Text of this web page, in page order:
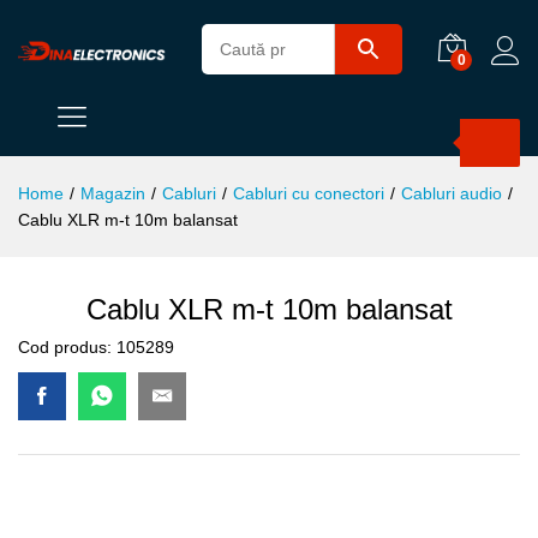
0
Home / Magazin / Cabluri / Cabluri cu conectori / Cabluri audio /
Cablu XLR m-t 10m balansat
Cablu XLR m-t 10m balansat
Cod produs: 105289